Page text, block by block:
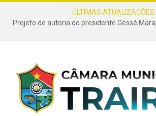
ÚLTIMAS ATUALIZAÇÕES: